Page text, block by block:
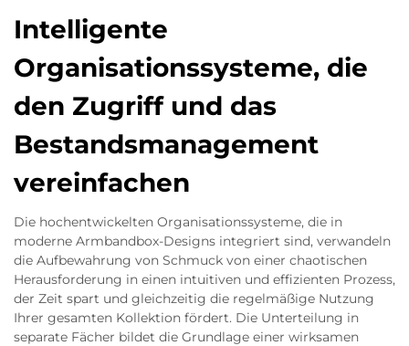
Intelligente
Organisationssysteme, die
den Zugriff und das
Bestandsmanagement
vereinfachen
Die hochentwickelten Organisationssysteme, die in
moderne Armbandbox-Designs integriert sind, verwandeln
die Aufbewahrung von Schmuck von einer chaotischen
Herausforderung in einen intuitiven und effizienten Prozess,
der Zeit spart und gleichzeitig die regelmäßige Nutzung
Ihrer gesamten Kollektion fördert. Die Unterteilung in
separate Fächer bildet die Grundlage einer wirksamen